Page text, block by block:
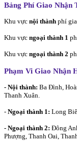
Bảng Phí Giao Nhận
Khu vực nội thành phí
Khu vực ngoại thành 1
Khu vực ngoại thành 2
Phạm Vi Giao Nhận
- Nội thành: Ba Đình,
Thanh Xuân.
- Ngoại thành 1: Long
- Ngoại thành 2: Đông
Phượng, Thanh Oai,